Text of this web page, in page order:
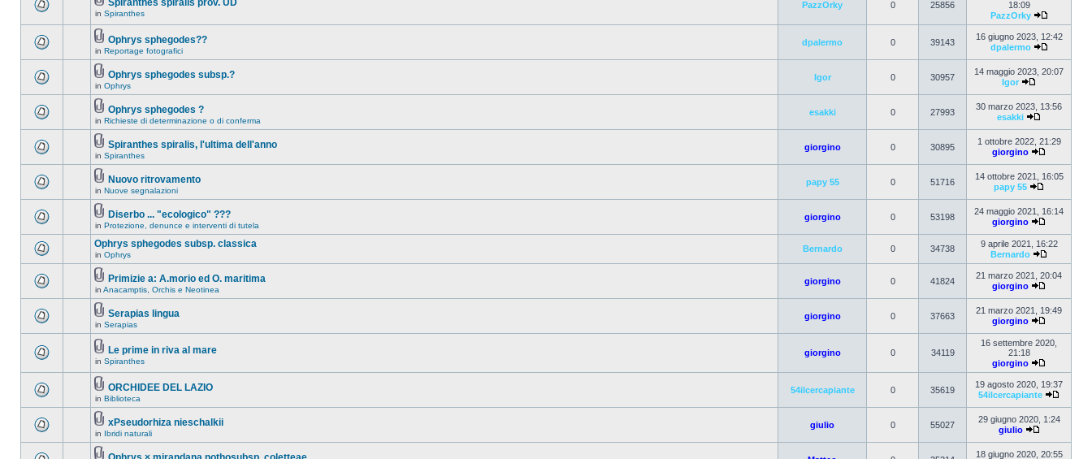
Spiranthes spiralis prov. UD
in Spiranthes
PazzOrky 0 25856
18:09
PazzOrky
Ophrys sphegodes??
in Reportage fotografici
dpalermo 0 39143
16 giugno 2023, 12:42
dpalermo
Ophrys sphegodes subsp.?
in Ophrys
Igor 0 30957
14 maggio 2023, 20:07
Igor
Ophrys sphegodes ?
in Richieste di determinazione o di conferma
esakki 0 27993
30 marzo 2023, 13:56
esakki
Spiranthes spiralis, l'ultima dell'anno
in Spiranthes
giorgino 0 30895
1 ottobre 2022, 21:29
giorgino
Nuovo ritrovamento
in Nuove segnalazioni
papy 55 0 51716
14 ottobre 2021, 16:05
papy 55
Diserbo ... "ecologico" ???
in Protezione, denunce e interventi di tutela
giorgino 0 53198
24 maggio 2021, 16:14
giorgino
Ophrys sphegodes subsp. classica
in Ophrys
Bernardo 0 34738
9 aprile 2021, 16:22
Bernardo
Primizie a: A.morio ed O. maritima
in Anacamptis, Orchis e Neotinea
giorgino 0 41824
21 marzo 2021, 20:04
giorgino
Serapias lingua
in Serapias
giorgino 0 37663
21 marzo 2021, 19:49
giorgino
Le prime in riva al mare
in Spiranthes
giorgino 0 34119
16 settembre 2020,
21:18
giorgino
ORCHIDEE DEL LAZIO
in Biblioteca
54ilcercapiante 0 35619
19 agosto 2020, 19:37
54ilcercapiante
xPseudorhiza nieschalkii
in Ibridi naturali
giulio 0 55027
29 giugno 2020, 1:24
giulio
18 giugno 2020, 20:55